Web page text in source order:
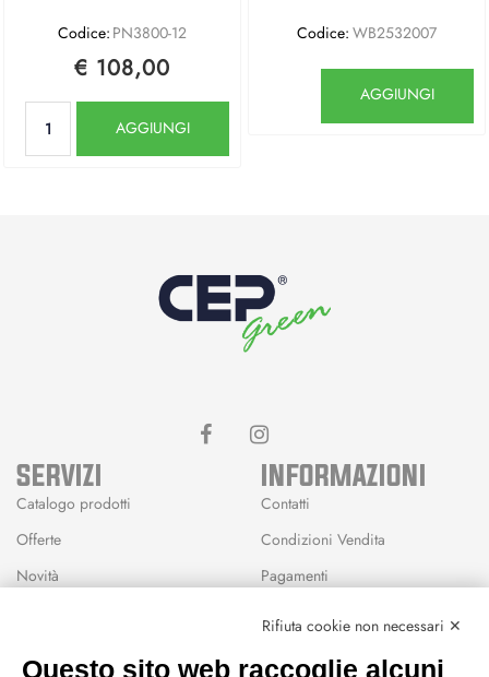
Codice: PN3800-12
€ 108,00
AGGIUNGI
Codice: WB2532007
AGGIUNGI
SERVIZI
Catalogo prodotti
Offerte
Novità
INFORMAZIONI
Contatti
Condizioni Vendita
Pagamenti
Rifiuta cookie non necessari ✕
Questo sito web raccoglie alcuni